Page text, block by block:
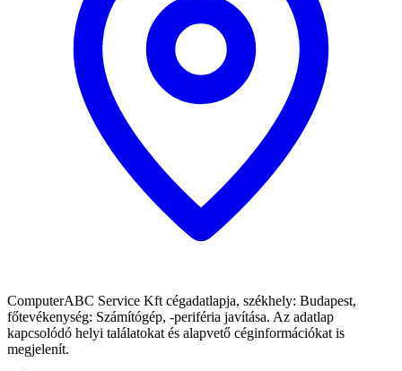
ComputerABC Service Kft cégadatlapja, székhely: Budapest,
főtevékenység: Számítógép, -periféria javítása. Az adatlap
kapcsolódó helyi találatokat és alapvető céginformációkat is
megjelenít.